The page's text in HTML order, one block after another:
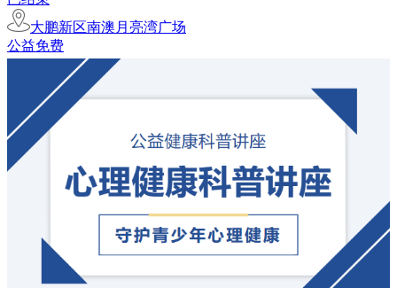
大鹏新区南澳月亮湾广场
公益免费